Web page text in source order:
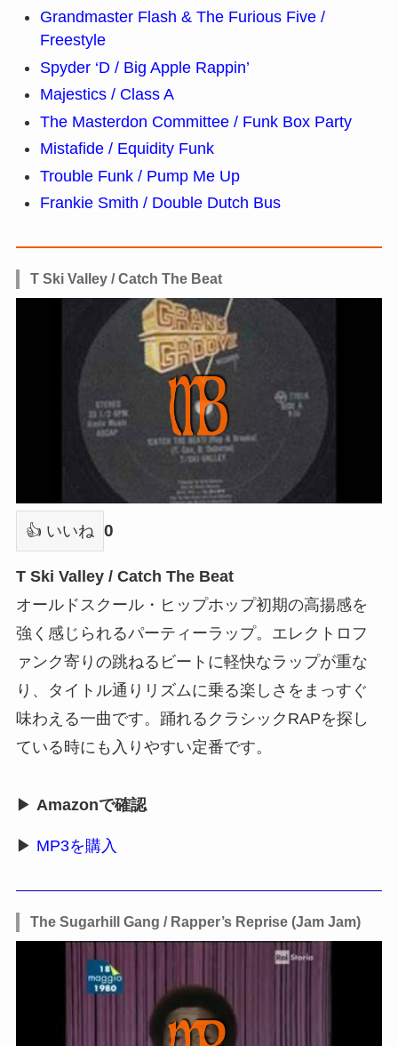
Grandmaster Flash & The Furious Five /
Freestyle
Spyder ‘D / Big Apple Rappin’
Majestics / Class A
The Masterdon Committee / Funk Box Party
Mistafide / Equidity Funk
Trouble Funk / Pump Me Up
Frankie Smith / Double Dutch Bus
T Ski Valley / Catch The Beat
👍 いいね 0
T Ski Valley / Catch The Beat
オールドスクール・ヒップホップ初期の高揚感を
強く感じられるパーティーラップ。エレクトロフ
ァンク寄りの跳ねるビートに軽快なラップが重な
り、タイトル通りリズムに乗る楽しさをまっすぐ
味わえる一曲です。踊れるクラシックRAPを探し
ている時にも入りやすい定番です。
▶ Amazonで確認
▶ MP3を購入
The Sugarhill Gang / Rapper’s Reprise (Jam Jam)